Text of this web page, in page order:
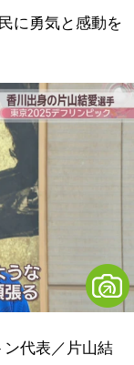
に勇気と感動を
ン代表／片山結